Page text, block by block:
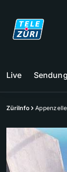
Live
ZüriInfo